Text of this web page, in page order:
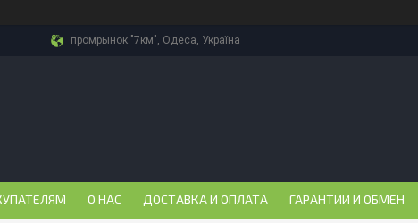
промрынок "7км", Одеса, Україна
О НАС ДОСТАВКА И ОПЛАТА ГАРАНТИИ И ОБМЕН